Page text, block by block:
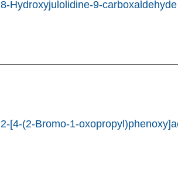
8-Hydroxyjulolidine-9-carboxaldehyde
2-[4-(2-Bromo-1-